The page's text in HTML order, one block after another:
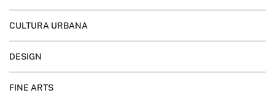
CULTURA URBANA
DESIGN
FINE ARTS